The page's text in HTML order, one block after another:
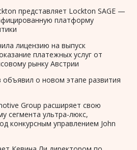
представляет Lockton SAGE —
платформу
лицензию на выпуск
платежных услуг от
рынку Австрии
объявил о новом этапе развития
Group расширяет свою
сегмента ультра-люкс,
конкурсным управлением John